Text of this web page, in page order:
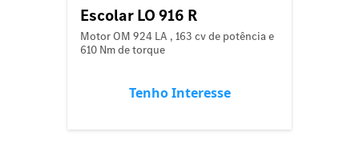
Escolar LO 916 R
Motor OM 924 LA , 163 cv de potência e
610 Nm de torque
Tenho Interesse